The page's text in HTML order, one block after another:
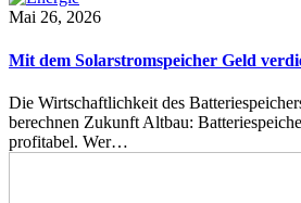
Mai 26, 2026
Mit dem Solarstromspeicher Geld
Die Wirtschaftlichkeit des
berechnen Zukunft Altbau:
profitabel. Wer…